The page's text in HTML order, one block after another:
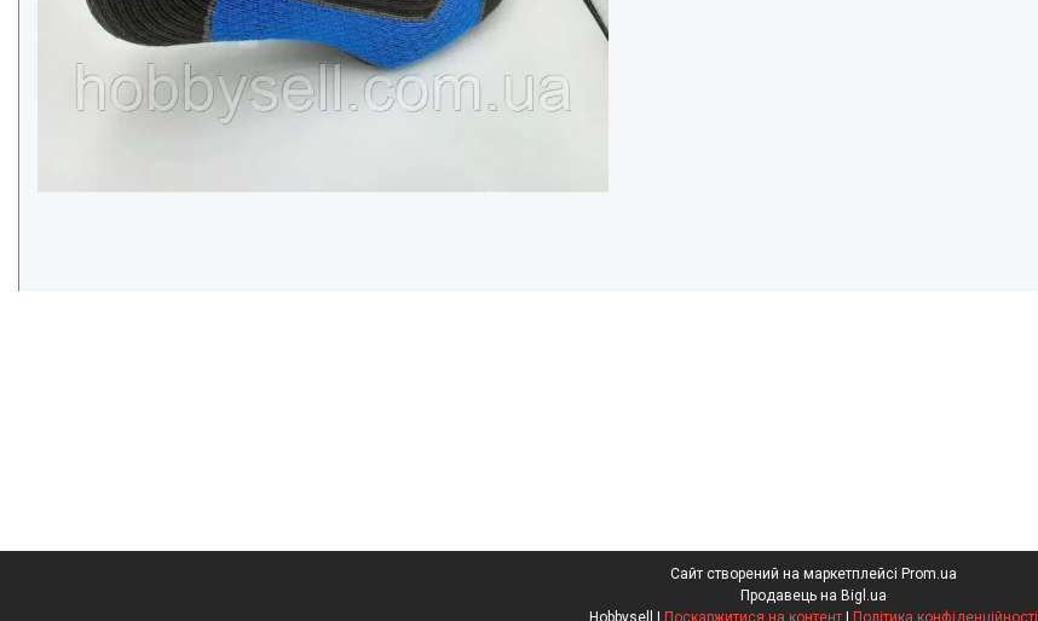
Сайт створений на маркетплейсі Prom.ua
Продавець на Bigl.ua
Hobbysell | Поскаржитися на контент | Політика конфіденційності